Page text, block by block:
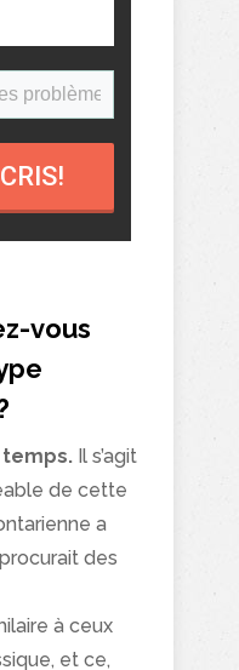
vous
temps. Il s’agit
de cette
a
des
à ceux
et ce,